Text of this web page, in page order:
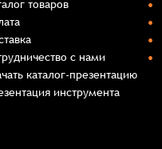
товаров
с нами
каталог-презентацию
инструмента